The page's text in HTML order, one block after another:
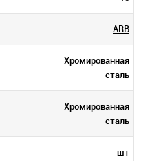
ARB
Хромированная
сталь
Хромированная
сталь
шт